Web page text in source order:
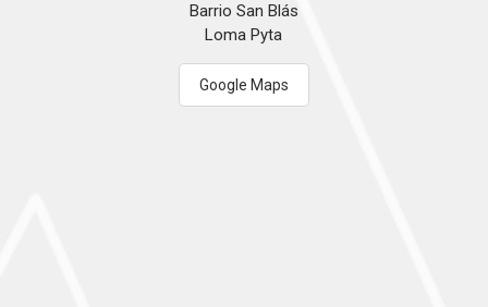
Barrio San Blás
Loma Pyta
Google Maps